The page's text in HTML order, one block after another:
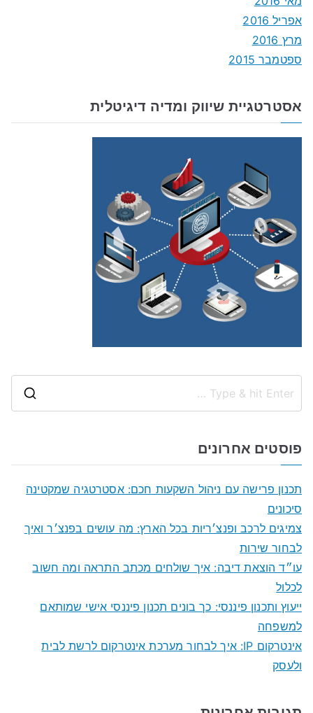
אפריל 2016
מרץ 2016
ספטמבר 2015
אסטרטגיית שיווק ומדיה דיגיטלית
פוסטים אחרונים
תכנון פרישה עם ניהול השקעות חכם: אסטרטגיה שמקטינה
סיכונים
צמיגים לרכב ופנצ׳ריות בכל הארץ: מה עושים בפנצ׳ר ואיך
לבחור שירות
עו״ד הוצאת דיבה: איך שולחים מכתב התראה ומה חשוב
לכלול
ייעוץ ותכנון פיננסי: כך בונים תכנון פיננסי אישי שמותאם
למשפחה
אינטרקום IP: איך לבחור מערכת אינטרקום לרשת לבית
ולעסק